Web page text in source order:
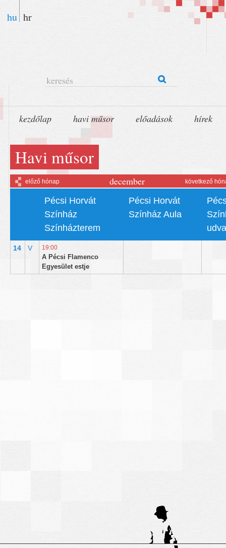
hu hr
keresés
kezdőlap havi műsor előadások hírek
Havi műsor
előző hónap következő
december
Pécsi Horvát
Színház
Színházterem
Pécsi Horvát
Színház Aula
14 V 19:00
A Pécsi Flamenco
Egyesület estje